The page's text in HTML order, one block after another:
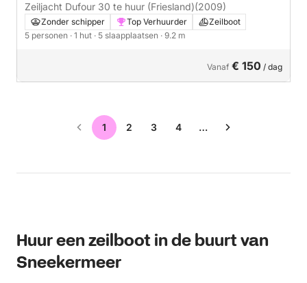
Zeiljacht Dufour 30 te huur (Friesland)(2009)
Zonder schipper Top Verhuurder
Zeilboot
5 personen · 1 hut · 5 slaapplaatsen · 9.2 m
Vanaf € 150 / dag
1 2 3 4 …
Huur een zeilboot in de buurt van
Sneekermeer